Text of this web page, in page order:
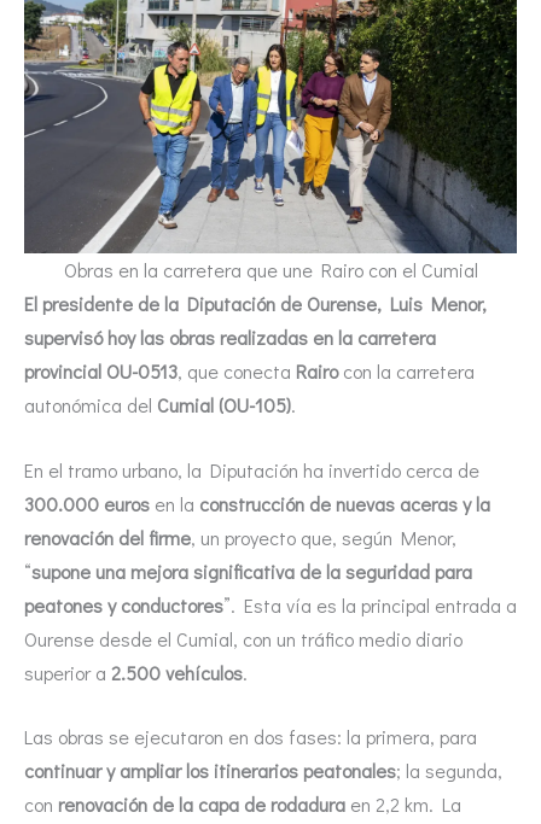
Obras en la carretera que une Rairo con el Cumial
El presidente de la Diputación de Ourense, Luis Menor,
supervisó hoy las obras realizadas en la carretera
provincial OU-0513, que conecta Rairocon la carretera
autonómica del Cumial (OU-105).
En el tramo urbano, la Diputación ha invertido cerca de
300.000 euros en la construcción de nuevas aceras y la
renovación del firme, un proyecto que, según Menor,
“supone una mejora significativa de la seguridad para
peatones y conductores”. Esta vía es la principal entrada a
Ourense desde el Cumial, con un tráfico medio diario
superior a 2.500 vehículos.
Las obras se ejecutaron en dos fases: la primera, para
continuar y ampliar los itinerarios peatonales; la segunda,
con renovación de la capa de rodadura en 2,2 km. La